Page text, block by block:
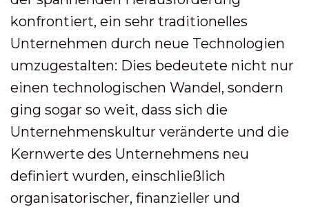
konfrontiert, ein sehr traditionelles
Unternehmen durch neue Technologien
umzugestalten: Dies bedeutete nicht nur
einen technologischen Wandel, sondern
ging sogar so weit, dass sich die
Unternehmenskultur veränderte und die
Kernwerte des Unternehmens neu
definiert wurden, einschließlich
organisatorischer, finanzieller und